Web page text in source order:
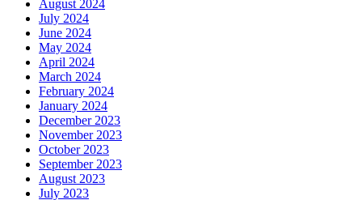
August 2024
July 2024
June 2024
May 2024
April 2024
March 2024
February 2024
January 2024
December 2023
November 2023
October 2023
September 2023
August 2023
July 2023